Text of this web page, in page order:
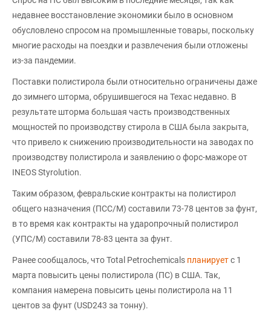
недавнее восстановление экономики было в основном
обусловлено спросом на промышленные товары, поскольку
многие расходы на поездки и развлечения были отложены
из-за пандемии.
Поставки полистирола были относительно ограничены даже
до зимнего шторма, обрушившегося на Техас недавно. В
результате шторма большая часть производственных
мощностей по производству стирола в США была закрыта,
что привело к снижению производительности на заводах по
производству полистирола и заявлению о форс-мажоре от
INEOS Styrolution.
Таким образом, февральские контракты на полистирол
общего назначения (ПСС/М) составили 73-78 центов за фунт,
в то время как контракты на ударопрочный полистирол
(УПС/М) составили 78-83 цента за фунт.
Ранее сообщалось, что Total Petrochemicals планируетс 1
марта повысить цены полистирола (ПС) в США. Так,
компания намерена повысить цены полистирола на 11
центов за фунт (USD243 за тонну).